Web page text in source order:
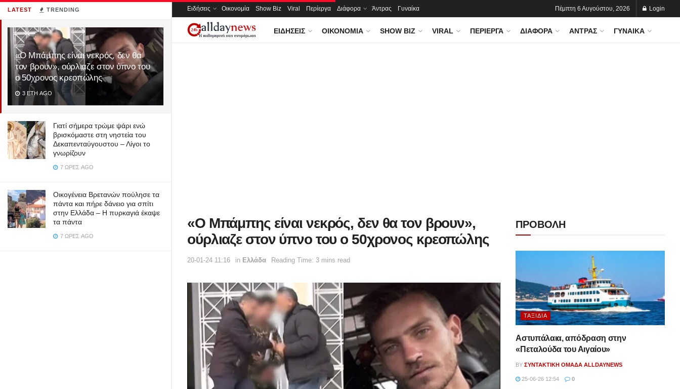
LATEST TRENDING
«Ο Μπάμπης είναι νεκρός, δεν θα
τον βρουν», ούρλιαζε στον ύπνο του
ο 50χρονος κρεοπώλης
3 ΈΤΗ AGO
Γιατί σήμερα τρώμε ψάρι ενώ
βρισκόμαστε στη νηστεία του
Δεκαπενταύγουστου – Λίγοι το
γνωρίζουν
7 ΏΡΕΣ AGO
Οικογένεια Βρετανών πούλησε τα
πάντα και πήρε δάνειο για σπίτι
στην Ελλάδα – Η πυρκαγιά έκαψε
τα πάντα
7 ΏΡΕΣ AGO
Ειδήσεις Οικονομία Show Biz Viral Περίεργα Διάφορα Άντρας Γυναίκα Πέμπτη 6 Αυγούστου, 2026 Login
ΕΙΔΉΣΕΙΣ ΟΙΚΟΝΟΜΊΑ SHOW BIZ VIRAL ΠΕΡΊΕΡΓΑ ΔΙΆΦΟΡΑ ΆΝΤΡΑΣ ΓΥΝΑΊΚΑ
«Ο Μπάμπης είναι νεκρός, δεν θα τον βρουν»,
ούρλιαζε στον ύπνο του ο 50χρονος κρεοπώλης
20-01-24 11:16 in Ελλάδα Reading Time: 3 mins read
ΠΡΟΒΟΛΗ
ΤΑΞΊΔΙΑ
Αστυπάλαια, απόδραση στην
«Πεταλούδα του Αιγαίου»
BY ΣΥΝΤΑΚΤΙΚΉ ΟΜΆΔΑ ALLDAYNEWS
25-06-26 12:54 0